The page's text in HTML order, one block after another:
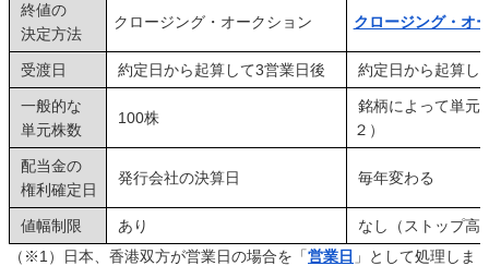
終値の
決定方法
クロージング・オークション クロージング・オ
受渡日 約定日から起算して3営業日後 約定日から起算
一般的な
単元株数
100株
銘柄によって単元
２）
配当金の
権利確定日
発行会社の決算日 毎年変わる
値幅制限 あり
なし（ストップ高
（※1）日本、香港双方が営業日の場合を「営業日 」として処理しま